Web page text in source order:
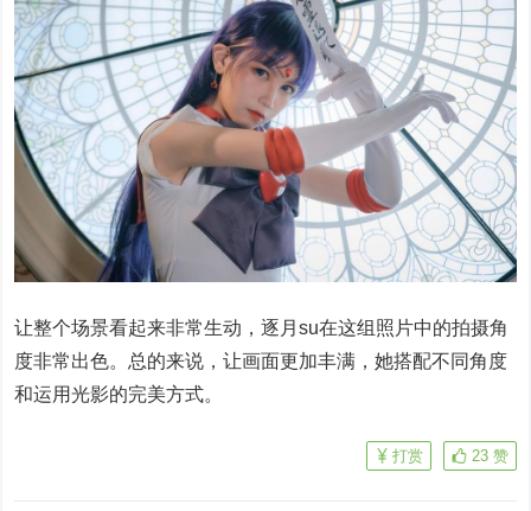
让整个场景看起来非常生动，逐月su在这组照片中的拍摄角
度非常出色。总的来说，让画面更加丰满，她搭配不同角度
和运用光影的完美方式。
23 赞
打赏